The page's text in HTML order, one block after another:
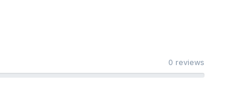
0 reviews